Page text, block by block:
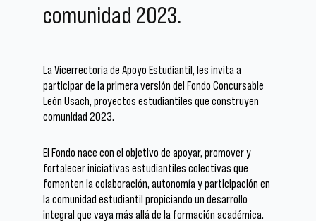
comunidad 2023.
La Vicerrectoría de Apoyo Estudiantil, les invita a
participar de la primera versión del Fondo Concursable
León Usach, proyectos estudiantiles que construyen
comunidad 2023.
El Fondo nace con el objetivo de apoyar, promover y
fortalecer iniciativas estudiantiles colectivas que
fomenten la colaboración, autonomía y participación en
la comunidad estudiantil propiciando un desarrollo
integral que vaya más allá de la formación académica.